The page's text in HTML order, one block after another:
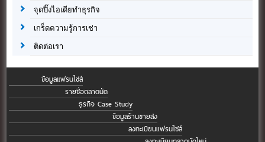
จุดปิ๊งไอเดียทำธุรกิจ
เกร็ดความรู้การเช่า
ติดต่อเรา
ข้อมูลแฟรนไชส์
รายชื่อตลาดนัด
ธุรกิจ Case Study
ข้อมูลร้านขายส่ง
ลงทะเบียนแฟรนไชส์